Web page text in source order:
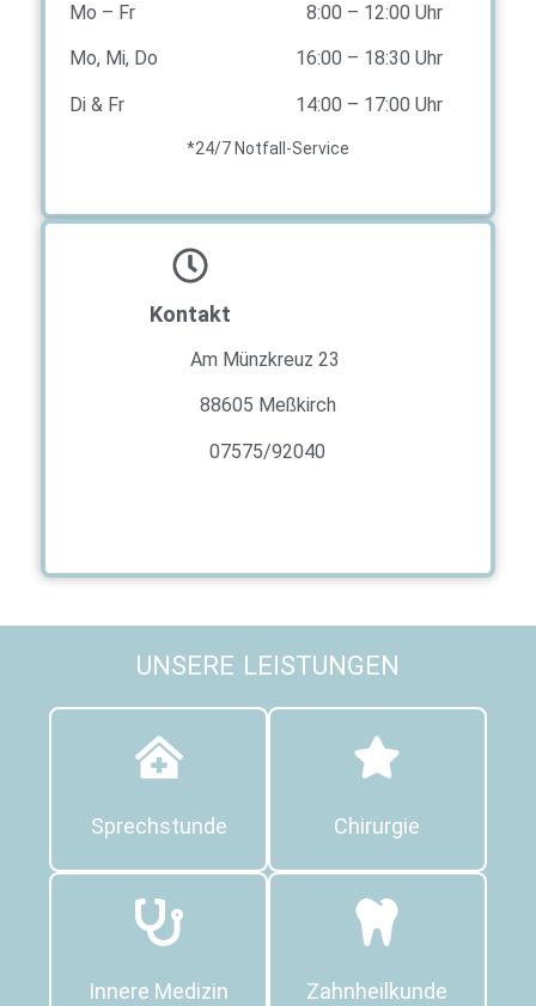
Mo – Fr 8:00 – 12:00 Uhr
Mo, Mi, Do 16:00 – 18:30 Uhr
Di & Fr 14:00 – 17:00 Uhr
*24/7 Notfall-Service
Kontakt
Am Münzkreuz 23
88605 Meßkirch
07575/92040
UNSERE LEISTUNGEN
Sprechstunde Chirurgie
Innere Medizin Zahnheilkunde